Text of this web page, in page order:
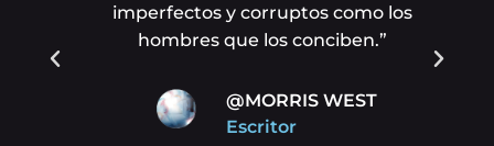
imperfectos y corruptos como los
hombres que los conciben.”
@MORRIS WEST
Escritor